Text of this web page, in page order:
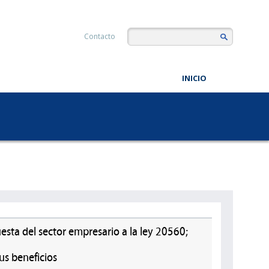
Contacto
INICIO
del sector empresario a la ley 20560;
beneficios